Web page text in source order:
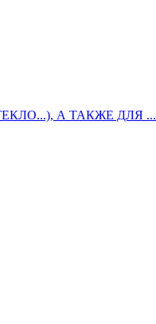
А ТАКЖЕ ДЛЯ ...